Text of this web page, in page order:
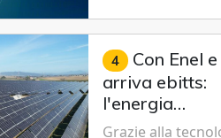
1 gigawatt a El
volto a sostenere
future ambizioni di
superintelligenza e
intelligenza
4 Con Enel
arriva ebitts:
l'energia
rinnovabile
Grazie alla